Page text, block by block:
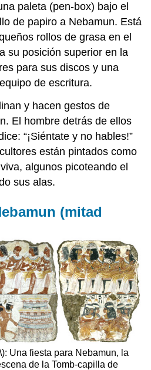
paleta (pen-box) bajo el
de papiro a Nebamun. Está
rollos de grasa en el
su posición superior en la
para sus discos y una
de escritura.
y hacen gestos de
El hombre detrás de ellos
“¡Siéntate y no hables!”
están pintados como
algunos picoteando el
sus alas.
(mitad
: Una fiesta para Nebamun, la
de la Tomb-capilla de